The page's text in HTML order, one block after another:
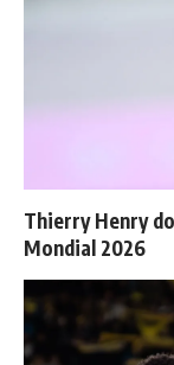
Thierry Henry
Mondial 2026